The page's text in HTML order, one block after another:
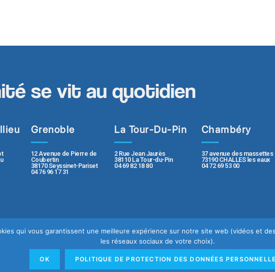
se vit au quotidien
Grenoble
12 Avenue de Pierre de
Coubertin
38170 Seyssinet-Pariset
04 76 96 17 31
La Tour-Du-Pin
2 Rue Jean Jaurès
38110 La Tour-du-Pin
04 69 82 18 80
Chambéry
37 avenue des massettes
73190 CHALLES les eaux
04 72 69 53 00
Plan du site
Mentions légales
données personnelles
Rapport de transparence
qui vous garantissent une meilleure expérience sur notre site web (vidéos et
les réseaux sociaux de votre choix).
OK POLITIQUE DE PROTECTION DES DONNÉES